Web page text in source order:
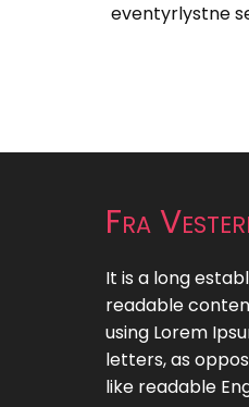
eventyrlystne
Fra
It is a long
readable
using Lorem
letters, as
like readable